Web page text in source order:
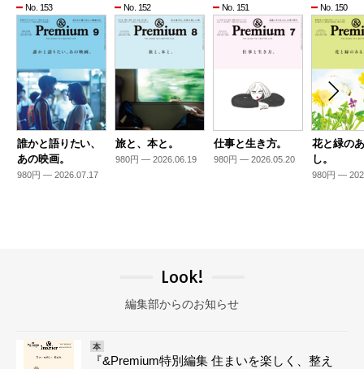
No. 153
誰かと語りたい、
あの映画。
980円 — 2026.07.17
No. 152
旅と、本と。
980円 — 2026.06.19
No. 151
仕事と生き方。
980円 — 2026.05.20
No. 150
花と緑の
し。
980円 —
Look!
編集部からのお知らせ
本
『&Premium特別編集 住まいを楽しく、整え